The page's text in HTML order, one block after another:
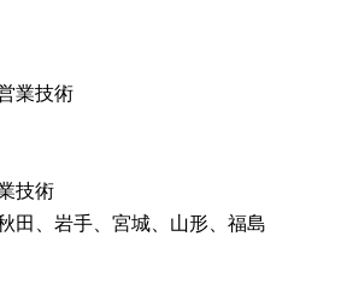
業技術
技術
田、岩手、宮城、山形、福島